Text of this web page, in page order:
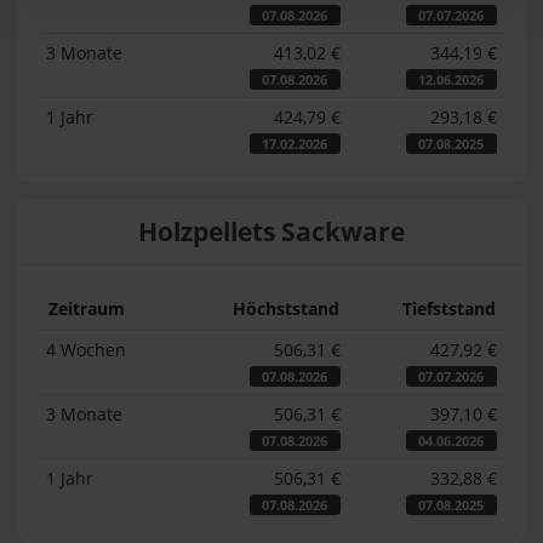
07.08.2026 07.07.2026
3 Monate 413,02 €
07.08.2026
344,19 €
12.06.2026
1 Jahr 424,79 €
17.02.2026
293,18 €
07.08.2025
Holzpellets Sackware
Zeitraum Höchststand
Tiefststand
4 Wochen
506,31 €
07.08.2026
427,92 €
07.07.2026
3 Monate 506,31 €
07.08.2026
397,10 €
04.06.2026
1 Jahr 506,31 €
07.08.2026
332,88 €
07.08.2025